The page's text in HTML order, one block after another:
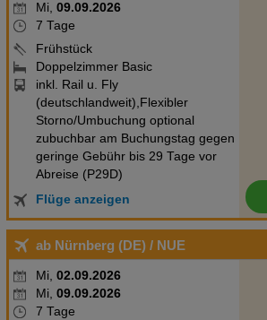
Mi, 09.09.2026
7 Tage
Frühstück
Doppelzimmer Basic
inkl. Rail u. Fly
(deutschlandweit),Flexibler
Storno/Umbuchung optional
zubuchbar am Buchungstag gegen
geringe Gebühr bis 29 Tage vor
Abreise (P29D)
Flüge anzeigen
ab Nürnberg (DE) / NUE
Mi, 02.09.2026
Mi, 09.09.2026
7 Tage